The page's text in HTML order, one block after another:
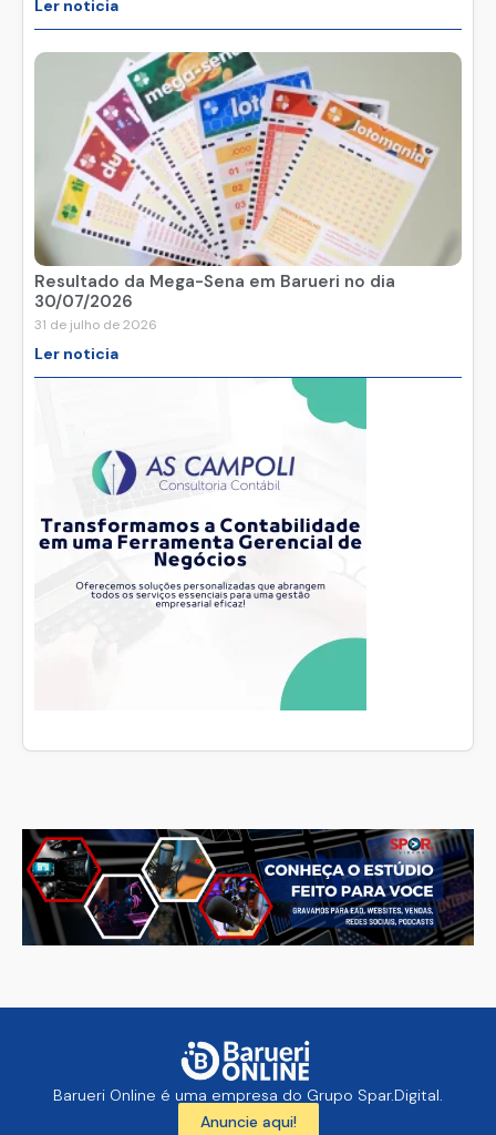
Ler noticia
Resultado da Mega-Sena em Barueri no dia
30/07/2026
31 de julho de 2026
Ler noticia
Barueri Online é uma empresa do Grupo Spar.Digital.
Anuncie aqui!